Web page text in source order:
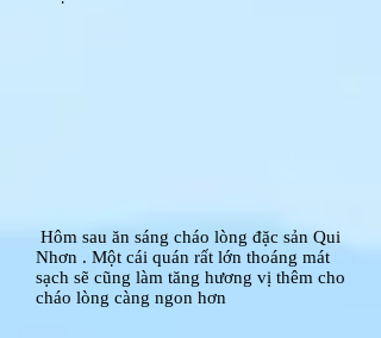
Hôm sau ăn sáng cháo lòng đặc sản Qui
Nhơn . Một cái quán rất lớn thoáng mát
sạch sẽ cũng làm tăng hương vị thêm cho
cháo lòng càng ngon hơn